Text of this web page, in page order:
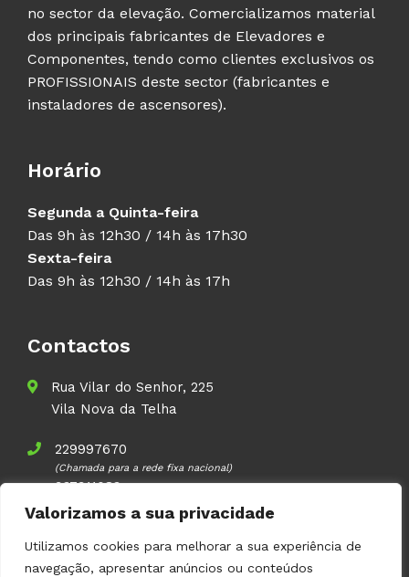
Valorizamos a sua privacidade
Utilizamos cookies para melhorar a sua experiência de
navegação, apresentar anúncios ou conteúdos
no sector da elevação. Comercializamos material
dos principais fabricantes de Elevadores e
Componentes, tendo como clientes exclusivos os
PROFISSIONAIS deste sector (fabricantes e
instaladores de ascensores).
Horário
Segunda a Quinta-feira
Das 9h às 12h30 / 14h às 17h30
Sexta-feira
Das 9h às 12h30 / 14h às 17h
Contactos
Rua Vilar do Senhor, 225
Vila Nova da Telha
229997670
(Chamada para a rede fixa nacional)
937911083
(Chamada para a rede móvel nacional)
geral@volupal.pt